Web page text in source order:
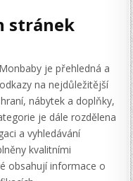
stránek
je přehledná a
na nejdůležitější
nábytek a doplňky,
je dále rozdělena
a vyhledávání
kvalitními
obsahují informace o